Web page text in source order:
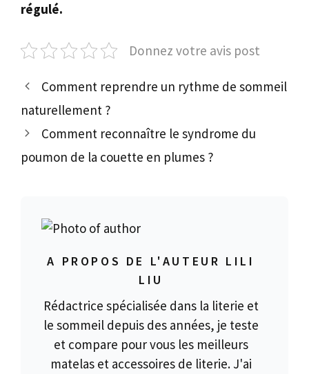
régulé.
Donnez votre avis post
Comment reprendre un rythme de sommeil
naturellement ?
Comment reconnaître le syndrome du
poumon de la couette en plumes ?
A PROPOS DE L'AUTEUR LILI
LIU
Rédactrice spécialisée dans la literie et
le sommeil depuis des années, je teste
et compare pour vous les meilleurs
matelas et accessoires de literie. J'ai